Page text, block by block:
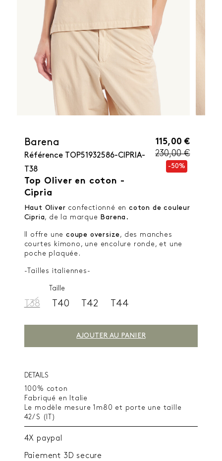
Barena
Référence TOP51932586-CIPRIA-
T38
Top Oliver en coton -
Cipria
115,00 €
230,00 €
-50%
Haut Oliver confectionné encoton de couleur
Cipria, de la marque Barena.
Il offre une coupe oversize, des manches
courtes kimono, une encolure ronde, et une
poche plaquée.
-Tailles italiennes-
Taille
T38 T40 T42 T44
AJOUTER AU PANIER
DETAILS
100% coton
Fabriqué en Italie
Le modèle mesure 1m80 et porte une taille
42/S (IT)
4X paypal
Paiement 3D secure